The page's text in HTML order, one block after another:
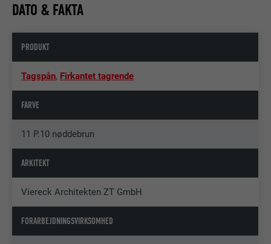
DATO & FAKTA
PRODUKT
Tagspån, Firkantet tagrende
FARVE
11 P.10 nøddebrun
ARKITEKT
Viereck Architekten ZT GmbH
FORARBEJDNINGSVIRKSOMHED